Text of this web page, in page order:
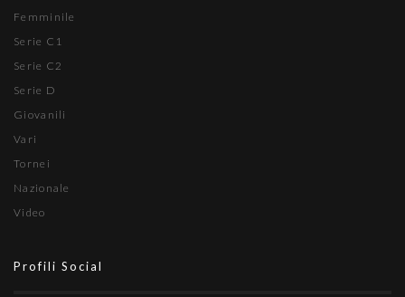
Femminile
Serie C1
Serie C2
Serie D
Giovanili
Vari
Tornei
Nazionale
Video
Profili Social